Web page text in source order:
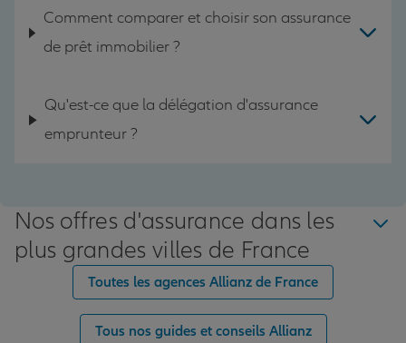
Comment comparer et choisir son assurance
de prêt immobilier ?
Qu'est-ce que la délégation d'assurance
emprunteur ?
Nos offres d'assurance dans les
plus grandes villes de France
Toutes les agences Allianz de France
Tous nos guides et conseils Allianz